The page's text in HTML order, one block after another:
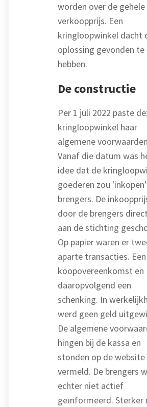
worden over de gehele
verkoopprijs. Een
kringloopwinkel dacht
oplossing gevonden te
hebben.
De constructie
Per 1 juli 2022 paste
kringloopwinkel haar
algemene
Vanaf die datum was
idee dat de
goederen zou
brengers. De
door de brengers
aan de stichting
Op papier waren er
aparte transacties. Een
koopovereenkomst en
daaropvolgend een
schenking. In
werd geen geld
De algemene
hingen bij de kassa en
stonden op de website
vermeld. De brengers
echter niet actief
geïnformeerd. Sterker